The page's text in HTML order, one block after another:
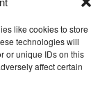
like cookies to store
technologies will
or unique IDs on this
affect certainToggle